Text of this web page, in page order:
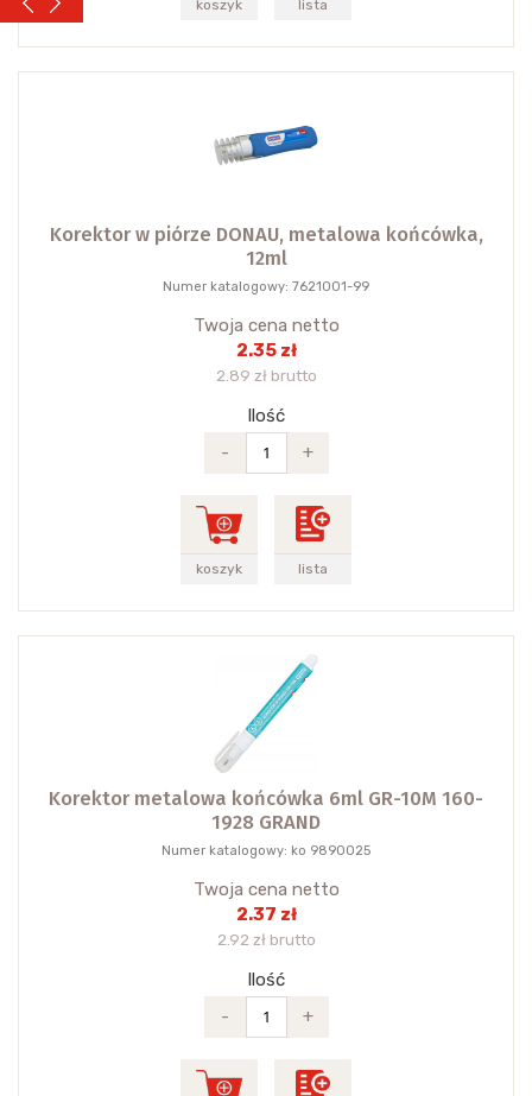
koszyk lista
Korektor w piórze DONAU, metalowa końcówka,
12ml
Numer katalogowy: 7621001-99
Twoja cena netto
2.35 zł
2.89 zł brutto
Ilość
-
+
koszyk lista
Korektor metalowa końcówka 6ml GR-10M 160-
1928 GRAND
Numer katalogowy: ko 9890025
Twoja cena netto
2.37 zł
2.92 zł brutto
Ilość
-
+